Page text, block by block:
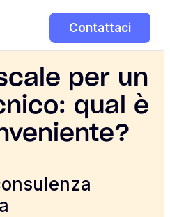
Contattaci
per un
qual è